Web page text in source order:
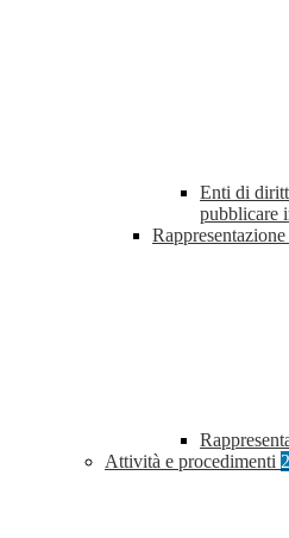
Enti di
pubblicare
Attività e procedimenti 2